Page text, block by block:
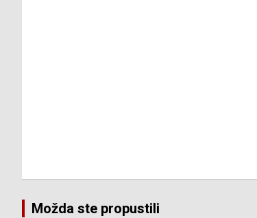
Možda ste propustili